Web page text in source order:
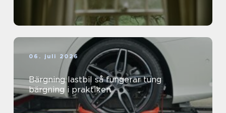
06. juli 2026
Bärgning lastbil så fungerar tung
bärgning i praktiken